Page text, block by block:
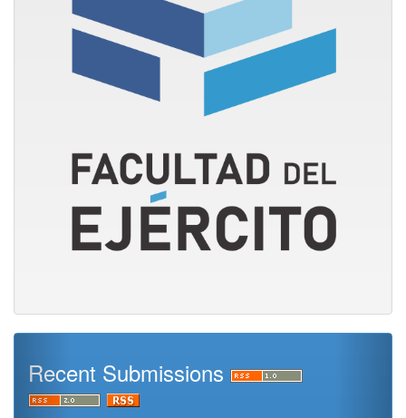
Recent Submissions